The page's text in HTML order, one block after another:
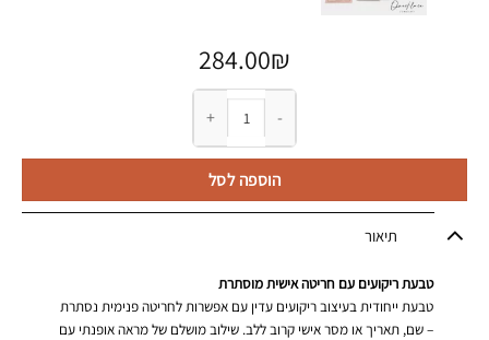
284.00₪
כמות של טבעת ריקועים חריטה מוסתרת
הוספה לסל
תיאור
טבעת ריקועים עם חריטה אישית מוסתרת
טבעת ייחודית בעיצוב ריקועים עדין עם אפשרות לחריטה פנימית נסתרת
– שם, תאריך או מסר אישי קרוב ללב. שילוב מושלם של מראה אופנתי עם